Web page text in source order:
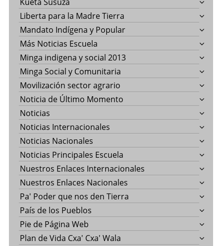
Liberta para la Madre Tierra
Mandato Indígena y Popular
Más Noticias Escuela
Minga indigena y social 2013
Minga Social y Comunitaria
Movilización sector agrario
Noticia de Último Momento
Noticias
Noticias Internacionales
Noticias Nacionales
Noticias Principales Escuela
Nuestros Enlaces Internacionales
Nuestros Enlaces Nacionales
Pa' Poder que nos den Tierra
País de los Pueblos
Pie de Página Web
Plan de Vida Cxa' Cxa' Wala